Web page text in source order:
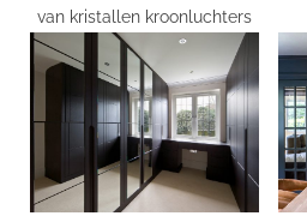
van kristallen kroonluchters